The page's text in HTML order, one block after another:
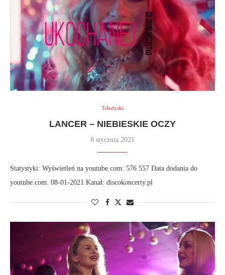
Teledyski
LANCER – NIEBIESKIE OCZY
8 stycznia 2021
Statystyki: Wyświetleń na youtube.com: 576 557 Data dodania do
youtube.com: 08-01-2021 Kanał: discokoncerty.pl